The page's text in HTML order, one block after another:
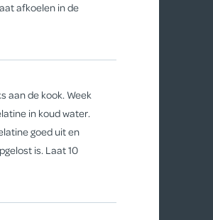
afkoelen in de
aan de kook. Week
in koud water.
goed uit en
is. Laat 10